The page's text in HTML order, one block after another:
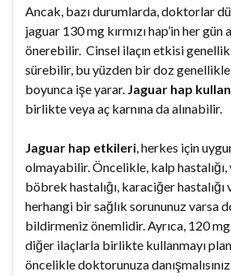
Ancak, bazı durumlarda, doktorlar
jaguar 130 mg kırmızı hap’in her gün
önerebilir. Cinsel ilaçın etkisi
sürebilir, bu yüzden bir doz
boyunca işe yarar. Jaguar hap
birlikte veya aç karnına da alınabilir.
Jaguar hap etkileri, herkes için
olmayabilir. Öncelikle, kalp
böbrek hastalığı, karaciğer
herhangi bir sağlık sorununuz varsa
bildirmeniz önemlidir. Ayrıca, 120
diğer ilaçlarla birlikte kullanmayı
öncelikle doktorunuza